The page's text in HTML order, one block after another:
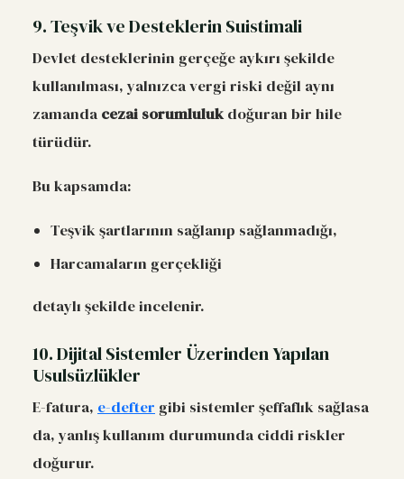
9. Teşvik ve Desteklerin Suistimali
Devlet desteklerinin gerçeğe aykırı şekilde
kullanılması, yalnızca vergi riski değil aynı
zamanda cezai sorumlulukdoğuran bir hile
türüdür.
Bu kapsamda:
Teşvik şartlarının sağlanıp sağlanmadığı,
Harcamaların gerçekliği
detaylı şekilde incelenir.
10. Dijital Sistemler Üzerinden Yapılan
Usulsüzlükler
E-fatura, e-defter gibi sistemler şeffaflık sağlasa
da, yanlış kullanım durumunda ciddi riskler
doğurur.